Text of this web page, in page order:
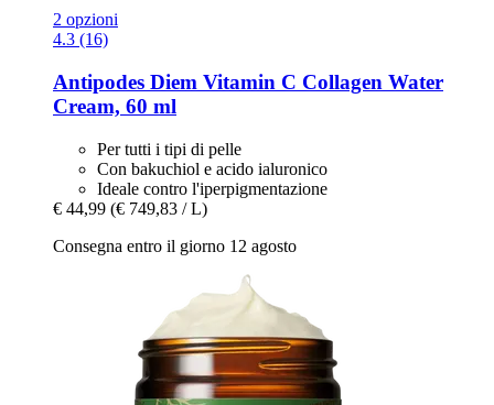
2 opzioni
4.3 (16)
Antipodes Diem Vitamin C Collagen Water
Cream, 60 ml
Per tutti i tipi di pelle
Con bakuchiol e acido ialuronico
Ideale contro l'iperpigmentazione
€ 44,99 (€ 749,83 / L)
Consegna entro il giorno 12 agosto